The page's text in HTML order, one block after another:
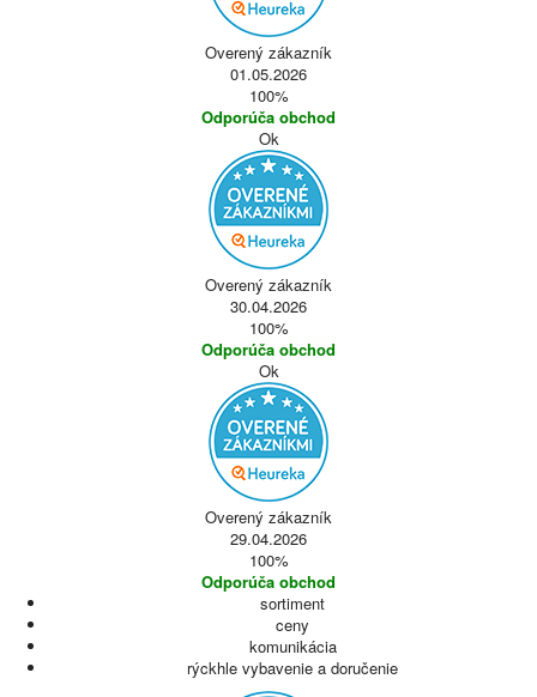
Overený zákazník
01.05.2026
100%
Odporúča obchod
Ok
Overený zákazník
30.04.2026
100%
Odporúča obchod
Ok
Overený zákazník
29.04.2026
100%
Odporúča obchod
sortiment
ceny
komunikácia
rýckhle vybavenie a doručenie